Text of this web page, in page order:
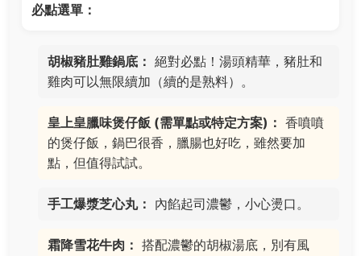
必點選單：
胡椒豬肚雞鍋底： 絕對必點！湯頭精華，豬肚和
雞肉可以無限續加（續的是熟料）。
皇上皇臘味煲仔飯 (需單點或特定方案)： 香噴噴
的煲仔飯，鍋巴很香，臘腸也好吃，雖然要加
點，但值得試試。
手工爆漿芝心丸： 內餡起司濃鬱，小心燙口。
霜降雪花牛肉： 搭配濃鬱的胡椒湯底，別有風